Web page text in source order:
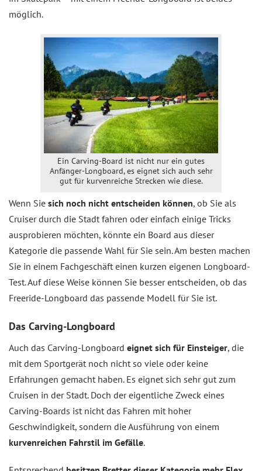
möglich.
Ein Carving-Board ist nicht nur ein gutes
Anfänger-Longboard, es eignet sich auch sehr
gut für kurvenreiche Strecken wie diese.
Wenn Sie sich noch nicht entscheiden können, ob Sie als
Cruiser durch die Stadt fahren oder einfach einige Tricks
ausprobieren möchten, könnte ein Board aus dieser
Kategorie die passende Wahl für Sie sein. Am besten machen
Sie in einem Fachgeschäft einen kurzen eigenen Longboard-
Test. Auf diese Weise können Sie besser entscheiden, ob das
Freeride-Longboard das passende Modell für Sie ist.
Das Carving-Longboard
Auch das Carving-Longboard eignet sich für Einsteiger, die
mit dem Sportgerät noch nicht so viele oder keine
Erfahrungen gemacht haben. Es eignet sich sehr gut zum
Cruisen in der Stadt. Doch der eigentliche Zweck eines
Carving-Boards ist nicht das Fahren mit hoher
Geschwindigkeit, sondern die Ausführung von einem
kurvenreichen Fahrstil im Gefälle.